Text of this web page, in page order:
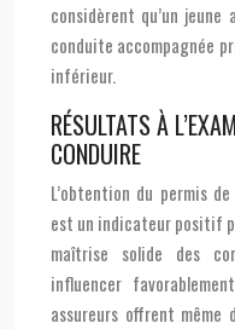
considèrent qu’un
conduite accompagnée
inférieur.
RÉSULTATS À
CONDUIRE
L’obtention du permis
est un indicateur positif
maîtrise solide des
influencer
assureurs offrent même